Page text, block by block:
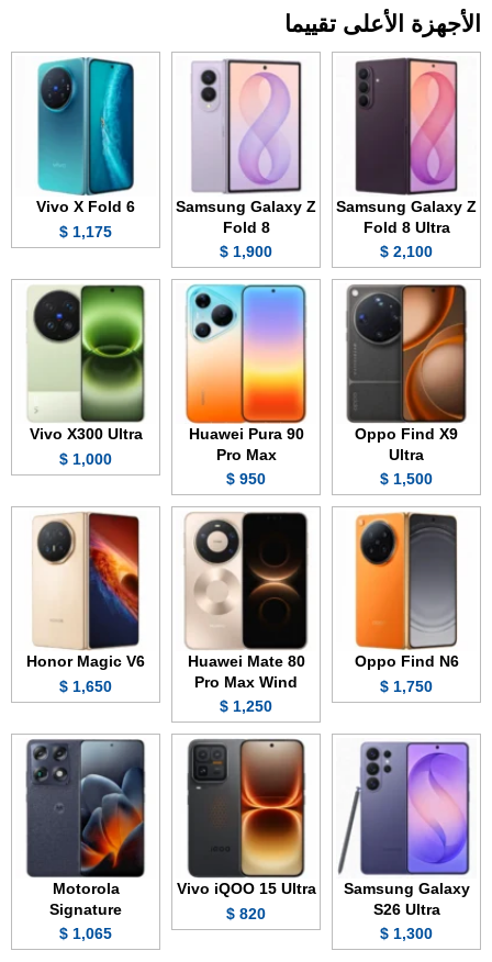
الأجهزة الأعلى تقييما
Samsung Galaxy Z
Fold 8 Ultra
2,100 $
Samsung Galaxy Z
Fold 8
1,900 $
Vivo X Fold 6
1,175 $
Oppo Find X9
Ultra
1,500 $
Huawei Pura 90
Pro Max
950 $
Vivo X300 Ultra
1,000 $
Oppo Find N6
1,750 $
Huawei Mate 80
Pro Max Wind
1,250 $
Honor Magic V6
1,650 $
Samsung Galaxy
S26 Ultra
1,300 $
Vivo iQOO 15 Ultra
820 $
Motorola
Signature
1,065 $